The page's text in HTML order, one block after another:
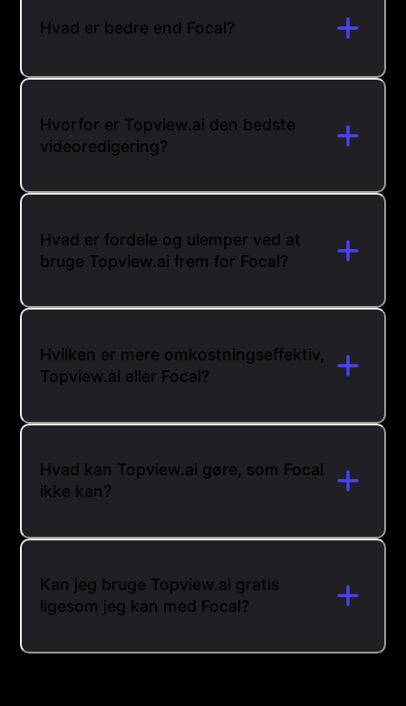
Hvad er bedre end Focal?
Hvorfor er Topview.ai den bedste
videoredigering?
Hvad er fordele og ulemper ved at
bruge Topview.ai frem for Focal?
Hvilken er mere omkostningseffektiv,
Topview.ai eller Focal?
Hvad kan Topview.ai gøre, som Focal
ikke kan?
Kan jeg bruge Topview.ai gratis
ligesom jeg kan med Focal?